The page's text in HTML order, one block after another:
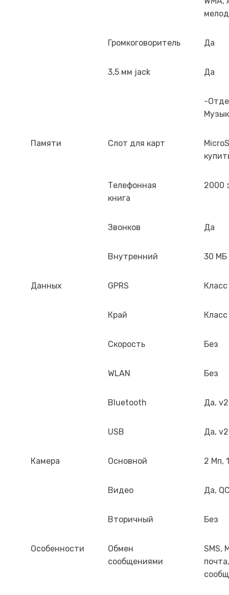
Громкоговоритель Да
3,5 мм jack Да
-
Памяти Слот для карт
Телефонная
книга
2000
Звонков Да
Внутренний 30 МБ
Данных GPRS
Край
Скорость Без
WLAN Без
Bluetooth Да,
USB Да,
Камера Основной 2 Мп,
Видео Да,
Вторичный Без
Особенности
Обмен
сообщениями
SMS,